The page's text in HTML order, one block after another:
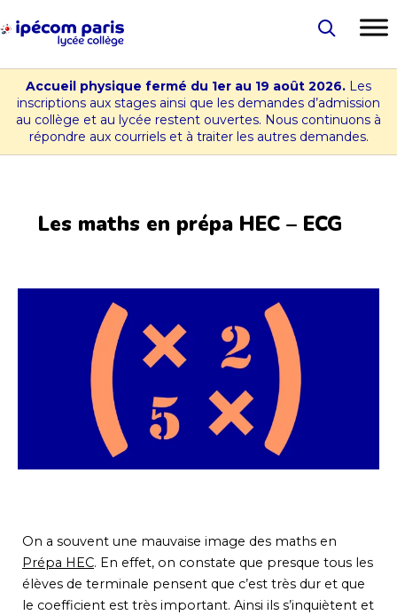
au
Collège
Ipécom
Paris
Accueil physique fermé du 1er au 19 août 2026. Les
inscriptions aux stages ainsi que les demandes d’admission
au collège et au lycée restent ouvertes. Nous continuons à
répondre aux courriels et à traiter les autres demandes.
Les maths en prépa HEC – ECG
On a souvent une mauvaise image des maths en
Prépa HEC. En effet, on constate que presque tous les
élèves de terminale pensent que c’est très dur et que
le coefficient est très important. Ainsi ils s’inquiètent et